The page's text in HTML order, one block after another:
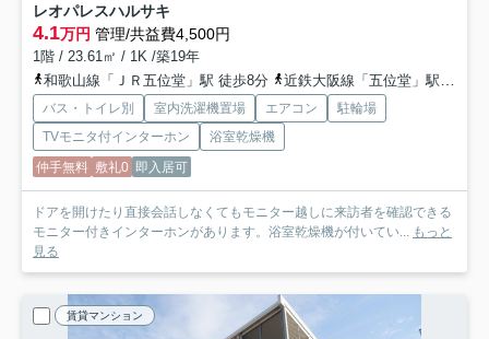
レオパレスハルサキ
4.1万円 管理/共益費4,500円
1階 / 23.61㎡ / 1K /築19年
和歌山線「ＪＲ五位堂」駅 徒歩8分
近鉄大阪線「五位堂」駅 徒歩12分
バス・トイレ別 室内洗濯機置場 エアコン
駐輪場
TVモニタ付インターホン
浴室乾燥機
仲手無料 敷礼0 即入居可
ドアを開けたり直接会話しなくてもモニター越しに来訪者を確認できる
モニター付きインターホンがあります。浴室乾燥機が付いてい... もっと
見る
賃貸マンション